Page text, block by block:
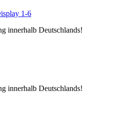
1-6
innerhalb Deutschlands!
innerhalb Deutschlands!